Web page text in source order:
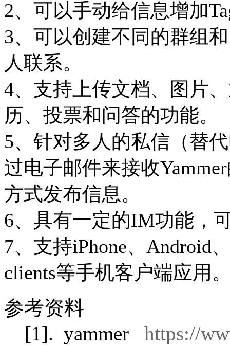
2、可以手动给信息增加
3、可以创建不同的群组
人联系。
4、支持上传文档、图片
历、投票和问答的功能。
5、针对多人的私信（替
过电子邮件来接收
方式发布信息。
6、具有一定的IM功能，
7、支持iPhone、Android
clients等手机客户端应用
参考资料
[1]. yammer https://